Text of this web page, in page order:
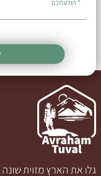
גלו את הארץ מזוית שונה